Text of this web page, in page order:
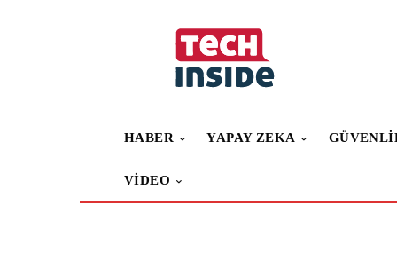
HABER YAPAY ZEKA
VIDEO